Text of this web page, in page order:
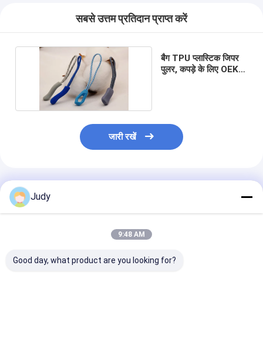
सबसे उत्तम प्रतिदान प्राप्त करें
बैग TPU प्लास्टिक जिपर
पुलर, कपड़े के लिए OEKO
जारी रखें
अनुशंसित उत्पाद
Judy
9:48 AM
Good day, what product are you looking for?